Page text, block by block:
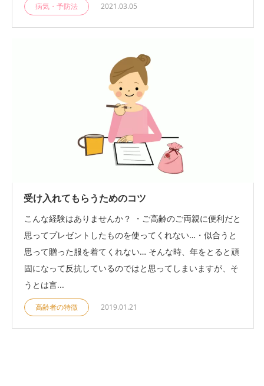
病気・予防法 2021.03.05
受け入れてもらうためのコツ
こんな経験はありませんか？ ・ご高齢のご両親に便利だと
思ってプレゼントしたものを使ってくれない…・似合うと
思って贈った服を着てくれない… そんな時、年をとると頑
固になって反抗しているのではと思ってしまいますが、そ
うとは言...
高齢者の特徴 2019.01.21